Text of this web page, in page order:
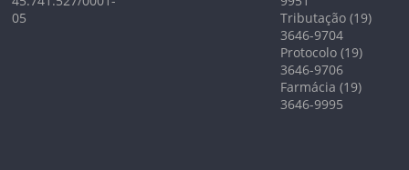
05
Tributação (19)
3646-9704
Protocolo (19)
3646-9706
Farmácia (19)
3646-9995